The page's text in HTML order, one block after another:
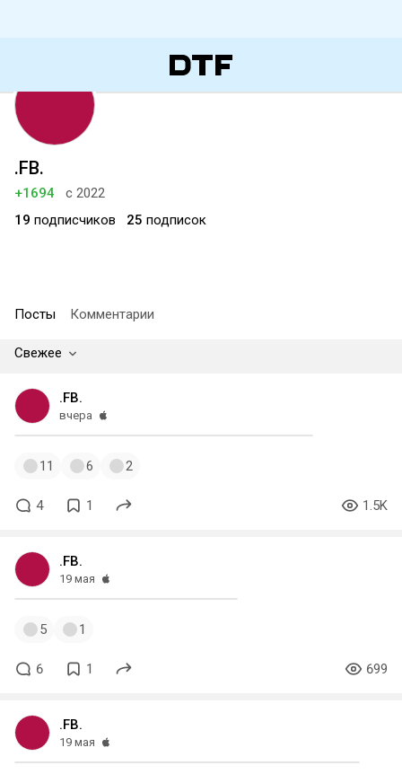
.FB.
+1694
с 2022
19 подписчиков 25 подписок
Посты Комментарии
Свежее
.FB.
вчера
11 6 2
4 1 1.5K
.FB.
19 мая
5 1
6 1 699
.FB.
19 мая